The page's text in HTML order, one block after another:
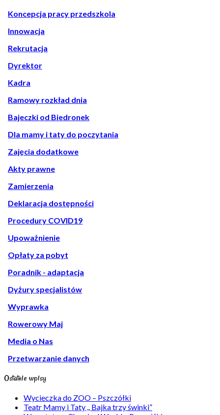
Koncepcja pracy przedszkola
Innowacja
Rekrutacja
Dyrektor
Kadra
Ramowy rozkład dnia
Bajeczki od Biedronek
Dla mamy i taty do poczytania
Zajęcia dodatkowe
Akty prawne
Zamierzenia
Deklaracja dostępności
Procedury COVID19
Upoważnienie
Opłaty za pobyt
Poradnik - adaptacja
Dyżury specjalistów
Wyprawka
Rowerowy Maj
Media o Nas
Przetwarzanie danych
Ostatnie wpisy
Wycieczka do ZOO – Pszczółki
Teatr Mamy i Taty ,, Bajka trzy świnki”